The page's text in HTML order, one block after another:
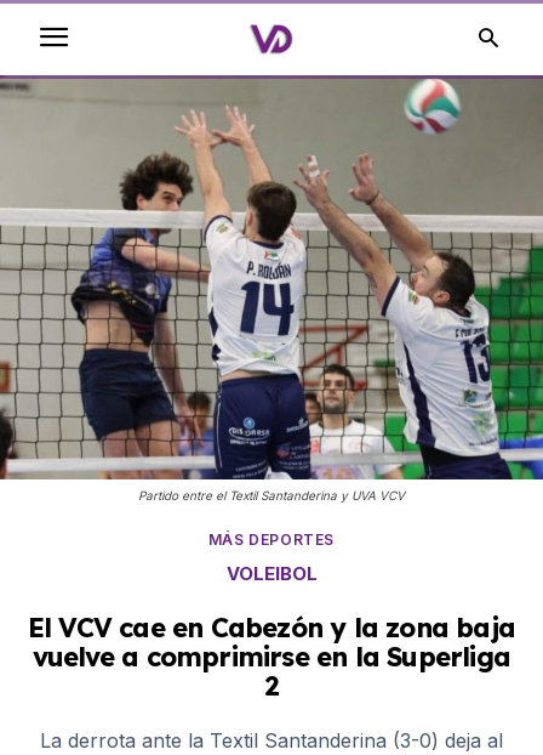
Partido entre el Textil Santanderina y UVA VCV
MÁS DEPORTES
VOLEIBOL
El VCV cae en Cabezón y la zona baja
vuelve a comprimirse en la Superliga
2
La derrota ante la Textil Santanderina (3-0) deja al